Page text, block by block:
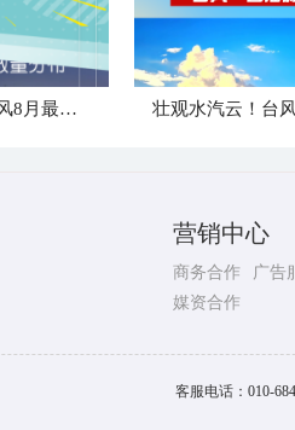
大数据盘点！登陆浙江台风8月最强最多
营销中心
商务合作
广告
媒资合作
客服电话： 010-